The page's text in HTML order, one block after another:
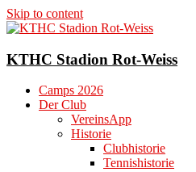
Skip to content
KTHC Stadion Rot-Weiss
Camps 2026
Der Club
VereinsApp
Historie
Clubhistorie
Tennishistorie